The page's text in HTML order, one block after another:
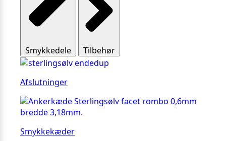
Smykkedele Tilbehør
Afslutninger
Smykkekæder